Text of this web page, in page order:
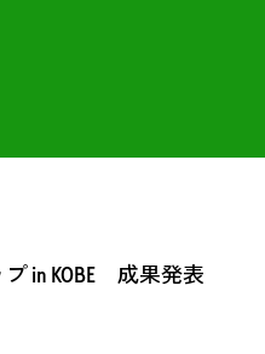
in KOBE 成果発表